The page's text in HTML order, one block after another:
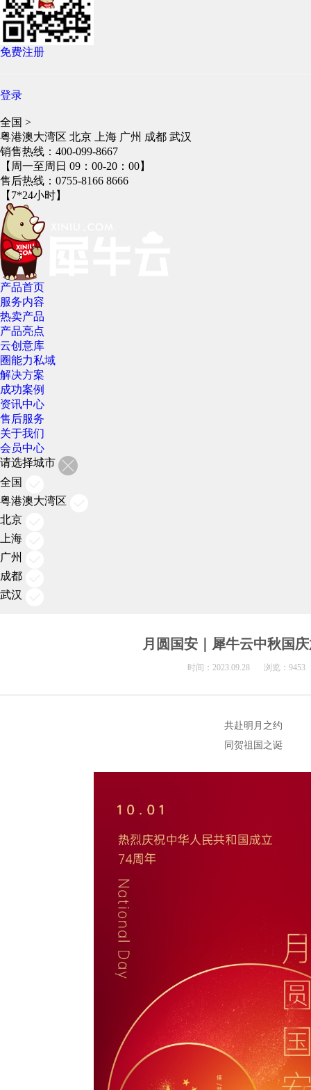
免费注册
登录
全国 >
粤港澳大湾区 北京 上海 广州 成都 武汉
销售热线： 400-099-8667
【周一至周日 09：00-20：00】
售后热线： 0755-8166 8666
【7*24小时】
产品首页
服务内容
热卖产品
产品亮点
云创意库
圈能力私域
解决方案
成功案例
资讯中心
售后服务
关于我们
会员中心
请选择城市
全国
粤港澳大湾区
北京
上海
广州
成都
武汉
月圆国安｜犀牛云中秋国
时间： 2023.09.28 浏览： 9453
共赴明月之约
同贺祖国之诞